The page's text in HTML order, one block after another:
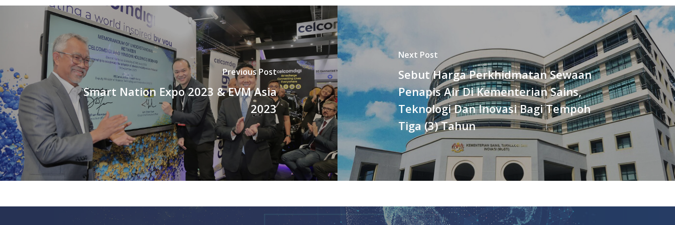
Previous Post
Smart Nation Expo 2023 & EVM Asia
2023
Next Post
Sebut Harga Perkhidmatan Sewaan
Penapis Air Di Kementerian Sains,
Teknologi Dan Inovasi Bagi Tempoh
Tiga (3) Tahun